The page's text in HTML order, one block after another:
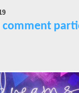
comment